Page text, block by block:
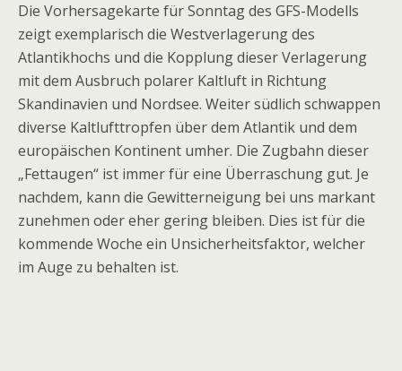
Die Vorhersagekarte für Sonntag des GFS-Modells
zeigt exemplarisch die Westverlagerung des
Atlantikhochs und die Kopplung dieser Verlagerung
mit dem Ausbruch polarer Kaltluft in Richtung
Skandinavien und Nordsee. Weiter südlich schwappen
diverse Kaltlufttropfen über dem Atlantik und dem
europäischen Kontinent umher. Die Zugbahn dieser
„Fettaugen“ ist immer für eine Überraschung gut. Je
nachdem, kann die Gewitterneigung bei uns markant
zunehmen oder eher gering bleiben. Dies ist für die
kommende Woche ein Unsicherheitsfaktor, welcher
im Auge zu behalten ist.